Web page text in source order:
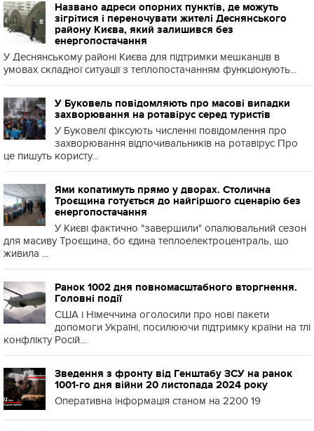
Названо адреси опорних пунктів, де можуть
зігрітися і переночувати жителі Деснянського
району Києва, який залишився без
енергопостачання
У Деснянському районі Києва для підтримки мешканців в
умовах складної ситуації з теплопостачанням функціонують...
У Буковель повідомляють про масові випадки
захворювання на ротавірус серед туристів
У Буковелі фіксують численні повідомлення про
захворювання відпочивальників на ротавірус Про
це пишуть користу...
Ями копатимуть прямо у дворах. Столична
Троєщина готується до найгіршого сценарію без
енергопостачання
У Києві фактично "завершили" опалювальний сезон
для масиву Троєщина, бо єдина теплоелектроцентраль, що
живила ...
Ранок 1002 дня повномасштабного вторгнення.
Головні події
США і Німеччина оголосили про нові пакети
допомоги Україні, посилюючи підтримку країни на тлі
конфлікту Росій...
Зведення з фронту від Генштабу ЗСУ на ранок
1001-го дня війни 20 листопада 2024 року
Оперативна інформація станом на 2200 19